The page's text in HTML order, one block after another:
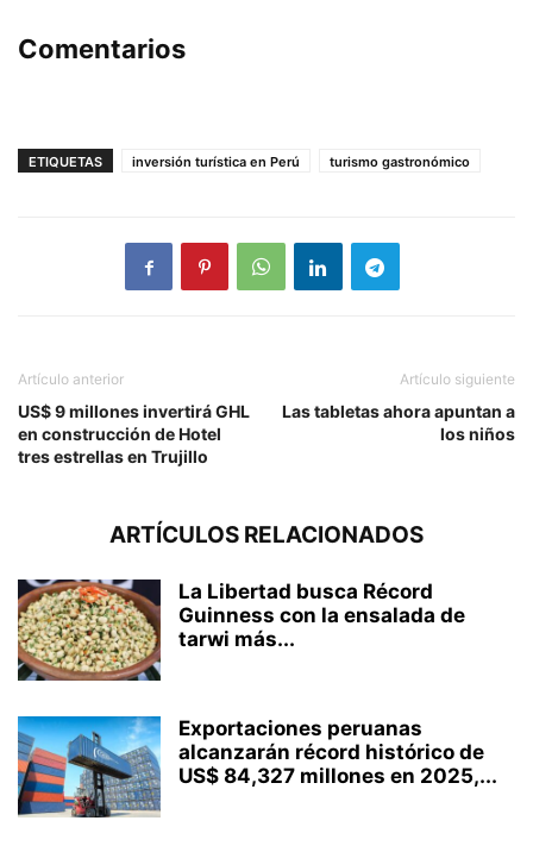
Comentarios
ETIQUETAS inversión turística en Perú turismo gastronómico
Artículo anterior
US$ 9 millones invertirá GHL
en construcción de Hotel
tres estrellas en Trujillo
Artículo siguiente
Las tabletas ahora apuntan a
los niños
ARTÍCULOS RELACIONADOS
La Libertad busca Récord
Guinness con la ensalada de
tarwi más...
Exportaciones peruanas
alcanzarán récord histórico de
US$ 84,327 millones en 2025,...